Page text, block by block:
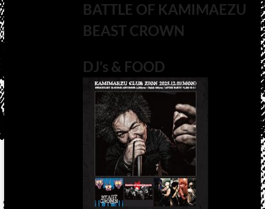
BATTLE OF KAMIMAEZU
BEAST CROWN
DJ’s & FOOD